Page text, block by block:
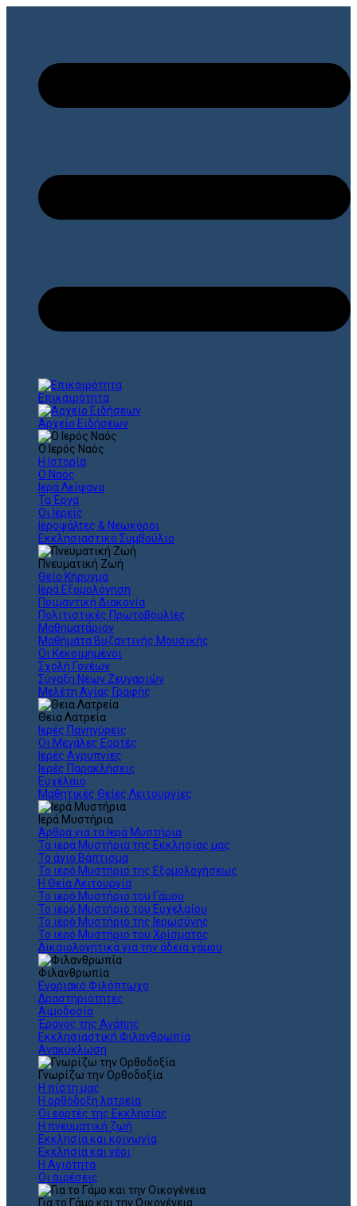
Επικαιρότητα
Αρχείο Ειδήσεων
Ο Ιερός Ναός
Η Ιστορία
Ο Ναός
Ιερά Λείψανα
Τα Έργα
Οι Ιερείς
Ιεροψάλτες & Νεωκόροι
Εκκλησιαστικό Συμβούλιο
Πνευματική Ζωή
Θείο Κήρυγμα
Ιερά Εξομολόγηση
Ποιμαντική Διακονία
Πολιτιστικές Πρωτοβουλίες
Μαθηματάριον
Μαθήματα Βυζαντινής Μουσικής
Οι Κεκοιμημένοι
Σχολή Γονέων
Σύναξη Νέων Ζευγαριών
Μελέτη Αγίας Γραφής
Θεια Λατρεία
Ιερές Πανηγύρεις
Οι Μεγάλες Εορτές
Ιερές Αγρυπνίες
Ιερές Παρακλήσεις
Ευχέλαιο
Μαθητικές Θείες Λειτουργίες
Ιερά Μυστήρια
Άρθρα για τα Ιερά Μυστήρια
Τα ιερά Μυστήρια της Εκκλησίας μας
Το άγιο Βάπτισμα
Το ιερό Μυστήριο της Εξομολογήσεως
Η Θεία Λειτουργία
Το ιερό Μυστήριο του Γάμου
Το ιερό Μυστήριο του Ευχελαίου
Το ιερό Μυστήριο της Ιερωσύνης
Το ιερό Μυστήριο του Χρίσματος
Δικαιολογητικά για την άδεια γάμου
Φιλανθρωπία
Ενοριακό Φιλόπτωχο
Δραστηριότητες
Αιμοδοσία
Έρανος της Αγάπης
Εκκλησιαστική Φιλανθρωπία
Ανακύκλωση
Γνωρίζω την Ορθοδοξία
Η πίστη μας
Η ορθόδοξη λατρεία
Οι εορτές της Εκκλησίας
Η πνευματική ζωή
Εκκλησία και κοινωνία
Εκκλησία και νέοι
Η Αγιότητα
Οι αιρέσεις
Για το Γάμο και την Οικογένεια